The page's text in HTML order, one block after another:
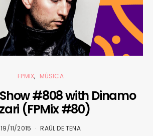
FPMIX MÚSICA
Show #808 with Dinamo
(FPMix #80)
19/11/2015 RAÜL DE TENA